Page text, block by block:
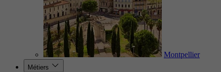
Montpellier
Métiers